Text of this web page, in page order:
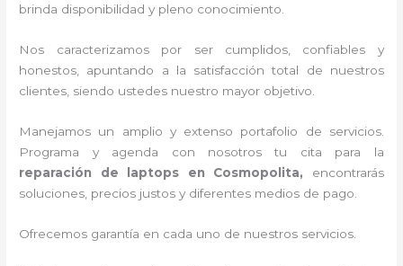
brinda disponibilidad y pleno conocimiento.
Nos caracterizamos por ser cumplidos, confiables y
honestos, apuntando a la satisfacción total de nuestros
clientes, siendo ustedes nuestro mayor objetivo.
Manejamos un amplio y extenso portafolio de servicios.
Programa y agenda con nosotros tu cita para la
reparación de laptops en Cosmopolita, encontrarás
soluciones, precios justos y diferentes medios de pago.
Ofrecemos garantía en cada uno de nuestros servicios.